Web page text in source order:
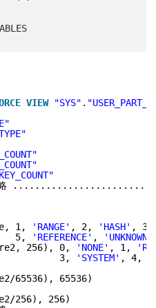
VIEW "SYS" .
1,
'RANGE' , 2, 'HASH' ,
5,
'REFERENCE' , 'UNKNOWN'
256), 0,
'NONE' , 1,
3,
'SYSTEM' , 4,
65536), 65536)
256), 256)